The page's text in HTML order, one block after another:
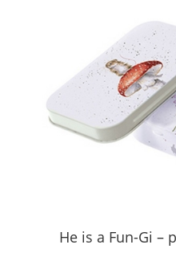
He is a Fun-Gi –